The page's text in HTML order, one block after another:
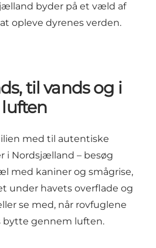
byder på et væld af
opleve dyrenes verden.
til vands og i
luften
med til autentiske
i Nordsjælland – besøg
med kaniner og smågrise,
under havets overflade og
se med, når rovfuglene
bytte gennem luften.